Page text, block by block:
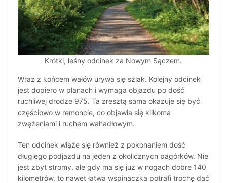
Krótki, leśny odcinek za Nowym Sączem.
Wraz z końcem wałów urywa się szlak. Kolejny odcinek
jest dopiero w planach i wymaga objazdu po dość
ruchliwej drodze 975. Ta zresztą sama okazuje się być
częściowo w remoncie, co objawia się kilkoma
zwężeniami i ruchem wahadłowym.
Ten odcinek wiąże się również z pokonaniem dość
długiego podjazdu na jeden z okolicznych pagórków. Nie
jest zbyt stromy, ale gdy ma się już w nogach dobre 140
kilometrów, to nawet łatwa wspinaczka potrafi trochę dać